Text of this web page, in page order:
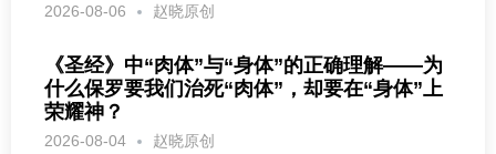
2026-08-06 赵晓原创
《圣经》中“肉体”与“身体”的正确理解——为
什么保罗要我们治死“肉体”，却要在“身体”上
荣耀神？
2026-08-04 赵晓原创